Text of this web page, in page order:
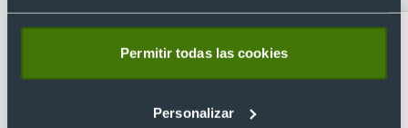
Permitir todas las cookies
Personalizar